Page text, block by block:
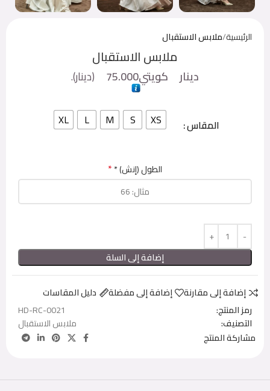
الرئيسية ملابس الاستقبال
ملابس الاستقبال
دينار كويتي75.000
(دينار).
المقاس XS
S
M
L
XL
الطول (إنش) **
إضافة إلى السلة
إضافة إلى مقارنة إضافة إلى مفضلة
دليل المقاسات
رمز المنتج:
HD-RC-0021
التصنيف:
ملابس الاستقبال
مشاركة المنتج